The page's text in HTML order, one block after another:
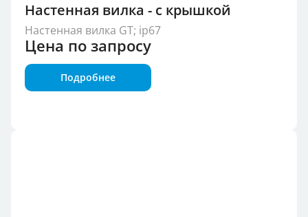
Настенная вилка - с крышкой
Настенная вилка GT; ip67
Цена по запросу
Подробнее